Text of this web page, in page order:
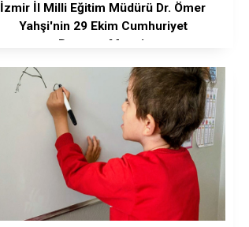
İzmir İl Milli Eğitim Müdürü Dr. Ömer
Yahşi'nin 29 Ekim Cumhuriyet
Bayramı Mesajı